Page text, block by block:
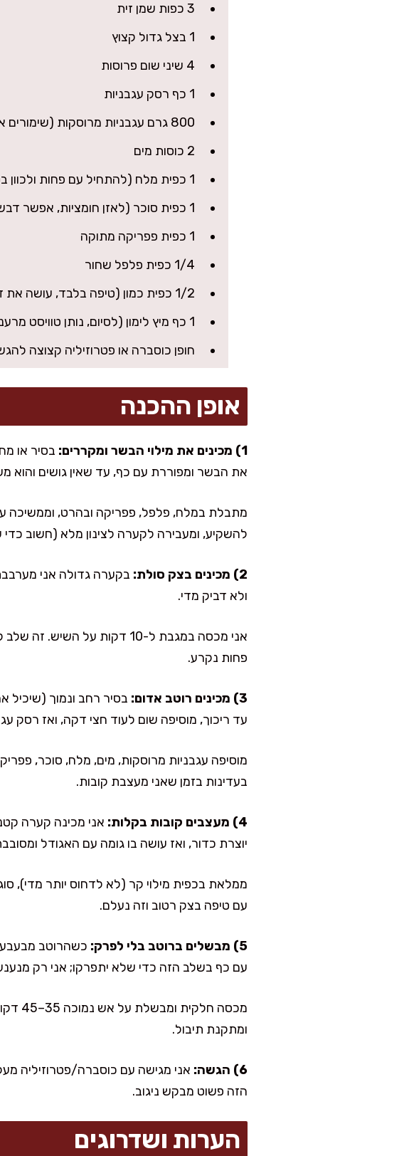
3 כפות שמן זית
1 בצל גדול קצוץ
4 שיני שום פרוסות
1 כף רסק עגבניות
800 גרם עגבניות מרוסקות (שימורים איכותיים)
2 כוסות מים
1 כפית מלח (להתחיל עם פחות ולכוון בסוף)
1 כפית סוכר (לאזן חומציות, אפשר דבש)
1 כפית פפריקה מתוקה
1/4 כפית פלפל שחור
1/2 כפית כמון (טיפה בלבד, עושה את זה ממכר)
1 כף מיץ לימון (לסיום, נותן טוויסט מרענן)
חופן כוסברה או פטרוזיליה קצוצה
אופן ההכנה
1) מכינים את מילוי הבשר ומקררים:
בסיר או
את הבשר ומפוררת עם כף, עד שאין גושים והוא
להשקיע, ומעבירה לקערה לצינון מלא (חשוב
2) מכינים בצק סולת:
בקערה גדולה אני
ולא דביק מדי.
אני מכסה במגבת ל-10 דקות
פחות נקרע.
3) מכינים רוטב אדום:
בסיר רחב ונמוך
עד ריכוך, מוסיפה שום לעוד חצי דקה, ואז רסק
מוסיפה עגבניות מרוסקות, מים, מלח, סוכר,
בעדינות בזמן שאני מעצבת קובות.
4) מעצבים קובות בקלות:
אני מכינה קערה
יוצרת כדור, ואז עושה בו גומה עם האגודל
ממלאת בכפית מילוי קר (לא לדחוס יותר מדי),
עם טיפה בצק רטוב וזה נעלם.
5) מבשלים ברוטב בלי לפרק:
כשהרוטב מבעבע
עם כף בשלב הזה כדי שלא יתפרקו; אני רק
ומתקנת תיבול.
6) הגשה:
אני מגישה עם כוסברה/פטרוזיליה
הזה פשוט מבקש ניגוב.
הערות ושדרוגים